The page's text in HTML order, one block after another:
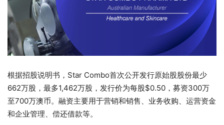
根据招股说明书，Star Combo首次公开发行原始股股份最少
662万股，最多1,462万股，发行价为每股$0.50，募资300万
至700万澳币。融资主要用于营销和销售、业务收购、运营资金
和企业管理、偿还借款等。